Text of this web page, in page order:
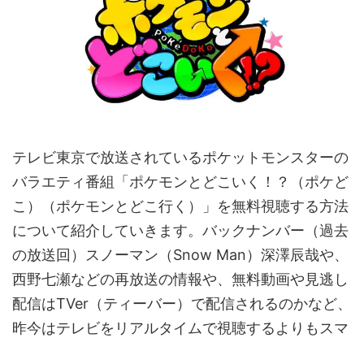
テレビ東京で放送されているポケットモンスターの
バラエティ番組「ポケモンとどこいく！？（ポケど
こ）（ポケモンとどこ行く）」を無料視聴する方法
について紹介していきます。バックナンバー（過去
の放送回）スノーマン（Snow Man）深澤辰哉や、
西野七瀬などの再放送の情報や、無料動画や見逃し
配信はTVer（ティーバー）で配信されるのかなど、
昨今はテレビをリアルタイムで視聴するよりもスマ